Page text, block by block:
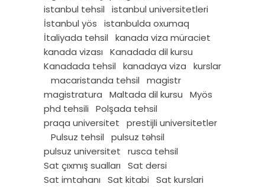
istanbul tehsil
istanbul universitetleri
İstanbul yös
istanbulda oxumaq
İtaliyada tehsil
kanada viza müraciet
kanada vizası
Kanadada dil kursu
Kanadada tehsil
kanadaya viza
kurslar
macaristanda tehsil
magistr
magistratura
Maltada dil kursu
Myös
phd tehsili
Polşada tehsil
praqa universitet
prestijli universitetler
Pulsuz tehsil
pulsuz təhsil
pulsuz universitet
rusca tehsil
Sat çıxmış sualları
Sat dersi
Sat imtahanı
Sat kitabi
Sat kurslari